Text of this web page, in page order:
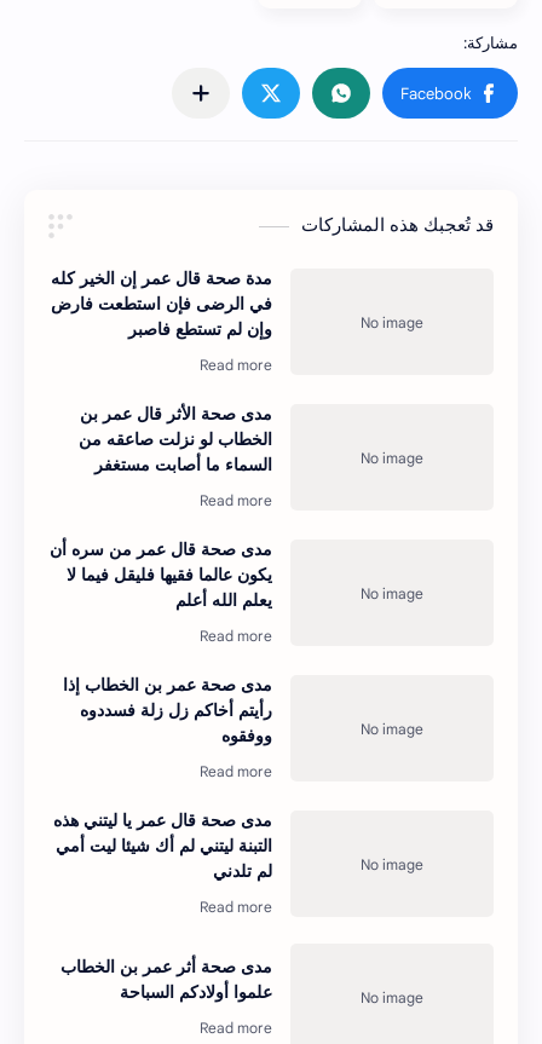
قد تُعجبك هذه المشاركات
مدة صحة قال عمر إن الخير كله
في الرضى فإن استطعت فارض
وإن لم تستطع فاصبر
مدى صحة الأثر قال عمر بن
الخطاب لو نزلت صاعقه من
السماء ما أصابت مستغفر
مدى صحة قال عمر من سره أن
يكون عالما فقيها فليقل فيما لا
يعلم الله أعلم
مدى صحة عمر بن الخطاب إذا
رأيتم أخاكم زل زلة فسددوه
ووفقوه
مدى صحة قال عمر يا ليتني هذه
التبنة ليتني لم أك شيئا ليت أمي
لم تلدني
مدى صحة أثر عمر بن الخطاب
علموا أولادكم السباحة